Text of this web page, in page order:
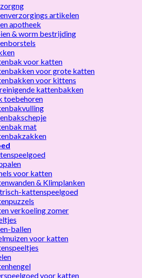
artikelen
apotheek
& worm bestrijding
voor katten
voor grote katten
voor kittens
kattenbakken
toebehoren
mat
voor katten
& Klimplanken
kattenspeelgoed
verkoeling zomer
ballen
voor katten
voor katten